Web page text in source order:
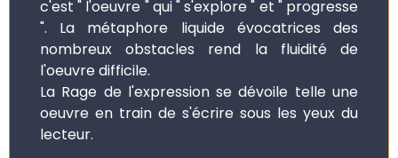
c'est " l'oeuvre " qui " s'explore " et " progresse
". La métaphore liquide évocatrices des
nombreux obstacles rend la fluidité de
l'oeuvre difficile.
La Rage de l'expression se dévoile telle une
oeuvre en train de s'écrire sous les yeux du
lecteur.